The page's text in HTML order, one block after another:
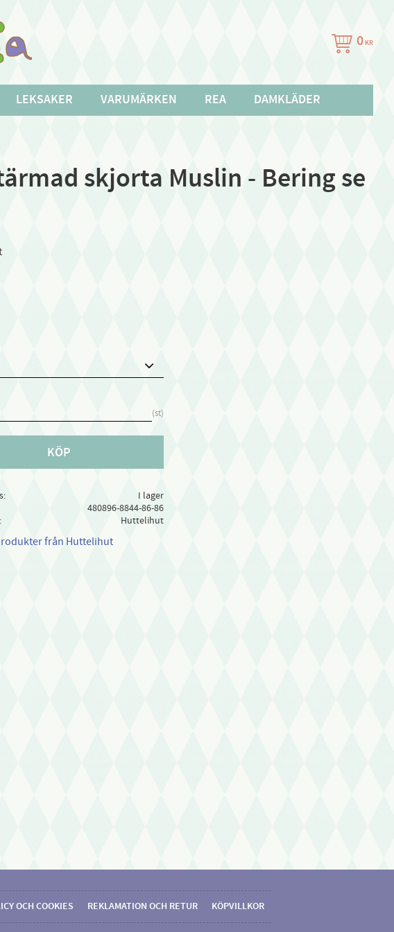
0 KR
LEKSAKER VARUMÄRKEN REA DAMKLÄDER
skjorta Muslin - Bering se
pris:
st
KÖP
I lager
480896-8844-86-86
Huttelihut
från Huttelihut
OCH COOKIES REKLAMATION OCH RETUR KÖPVILLKOR